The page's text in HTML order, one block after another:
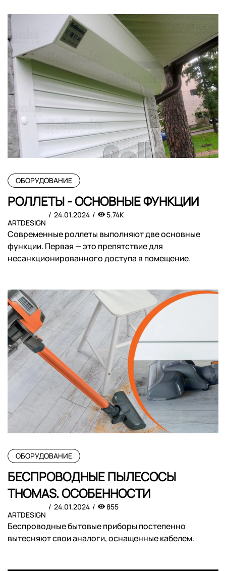
ОБОРУДОВАНИЕ
РОЛЛЕТЫ - ОСНОВНЫЕ ФУНКЦИИ
ARTDESIGN
24.01.2024 5.74K
Современные роллеты выполняют две основные
функции. Первая — это препятствие для
несанкционированного доступа в помещение.
ОБОРУДОВАНИЕ
БЕСПРОВОДНЫЕ ПЫЛЕСОСЫ
THOMAS. ОСОБЕННОСТИ
ARTDESIGN
24.01.2024 855
Беспроводные бытовые приборы постепенно
вытесняют свои аналоги, оснащенные кабелем.